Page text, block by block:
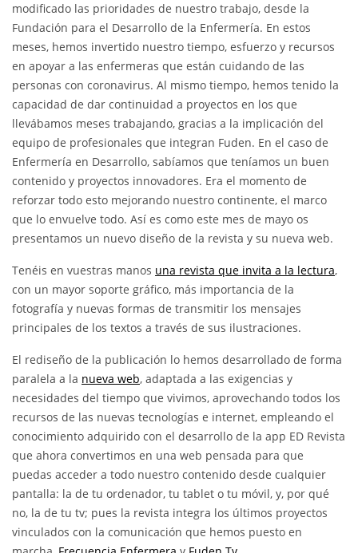
modificado las prioridades de nuestro trabajo, desde la
Fundación para el Desarrollo de la Enfermería. En estos
meses, hemos invertido nuestro tiempo, esfuerzo y recursos
en apoyar a las enfermeras que están cuidando de las
personas con coronavirus. Al mismo tiempo, hemos tenido la
capacidad de dar continuidad a proyectos en los que
llevábamos meses trabajando, gracias a la implicación del
equipo de profesionales que integran Fuden. En el caso de
Enfermería en Desarrollo, sabíamos que teníamos un buen
contenido y proyectos innovadores. Era el momento de
reforzar todo esto mejorando nuestro continente, el marco
que lo envuelve todo. Así es como este mes de mayo os
presentamos un nuevo diseño de la revista y su nueva web.
Tenéis en vuestras manos una revista que invita a la lectura,
con un mayor soporte gráfico, más importancia de la
fotografía y nuevas formas de transmitir los mensajes
principales de los textos a través de sus ilustraciones.
El rediseño de la publicación lo hemos desarrollado de forma
paralela a la nueva web, adaptada a las exigencias y
necesidades del tiempo que vivimos, aprovechando todos los
recursos de las nuevas tecnologías e internet, empleando el
conocimiento adquirido con el desarrollo de la app ED Revista
que ahora convertimos en una web pensada para que
puedas acceder a todo nuestro contenido desde cualquier
pantalla: la de tu ordenador, tu tablet o tu móvil, y, por qué
no, la de tu tv; pues la revista integra los últimos proyectos
vinculados con la comunicación que hemos puesto en